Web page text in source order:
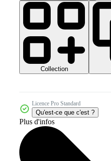
Collection
Licence Pro Standard
Qu'est-ce que c'est ?
Plus d'infos